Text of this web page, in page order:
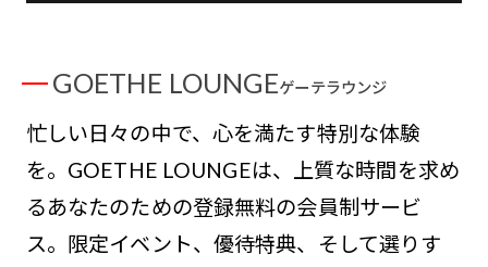
GOETHE LOUNGEゲーテラウンジ
忙しい日々の中で、心を満たす特別な体験
を。GOETHE LOUNGEは、上質な時間を求め
るあなたのための登録無料の会員制サービ
ス。限定イベント、優待特典、そして選りす